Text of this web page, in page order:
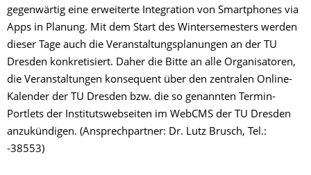
gegenwärtig eine erweiterte Integration von Smartphones via
Apps in Planung. Mit dem Start des Wintersemesters werden
dieser Tage auch die Veranstaltungsplanungen an der TU
Dresden konkretisiert. Daher die Bitte an alle Organisatoren,
die Veranstaltungen konsequent über den zentralen Online-
Kalender der TU Dresden bzw. die so genannten Termin-
Portlets der Institutswebseiten im WebCMS der TU Dresden
anzukündigen. (Ansprechpartner: Dr. Lutz Brusch, Tel.:
-38553)